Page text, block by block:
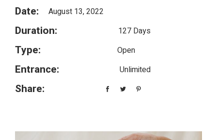
Date: August 13, 2022
Duration: 127 Days
Type: Open
Entrance: Unlimited
Share: